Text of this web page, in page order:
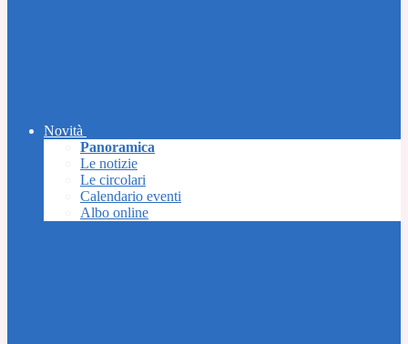
Novità
Panoramica
Le notizie
Le circolari
Calendario eventi
Albo online